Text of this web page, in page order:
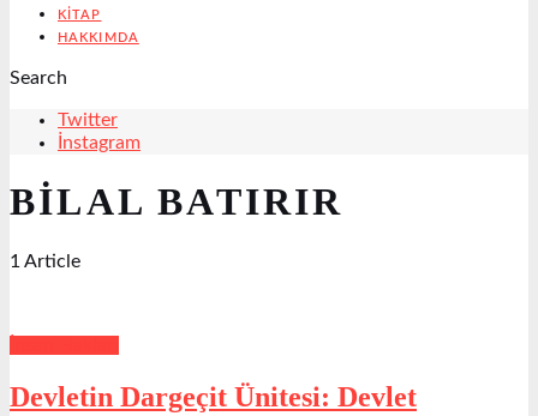
KITAP
HAKKIMDA
Search
Twitter
İnstagram
BILAL BATIRIR
1 Article
Devletin Dargeçit Ünitesi: Devlet